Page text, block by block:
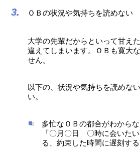
ＯＢの状況や気持ちを読めない
大学の先輩だからといって甘え
違えてしまいます。ＯＢも寛大
せん。
以下の、状況や気持ちを読めな
い。
多忙なＯＢの都合がわから
「〇月〇日 〇時に会いた
る、約束した時間に遅刻する